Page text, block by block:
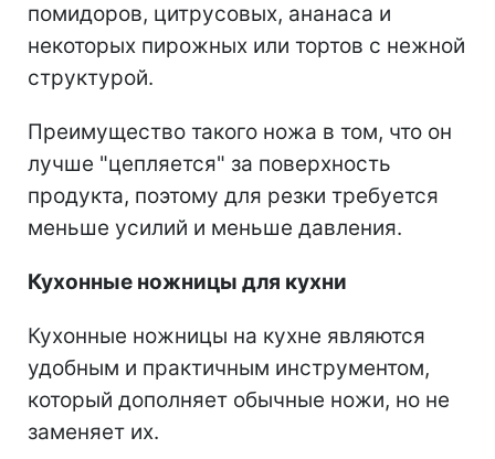
помидоров, цитрусовых, ананаса и
некоторых пирожных или тортов с нежной
структурой.
Преимущество такого ножа в том, что он
лучше "цепляется" за поверхность
продукта, поэтому для резки требуется
меньше усилий и меньше давления.
Кухонные ножницы для кухни
Кухонные ножницы на кухне являются
удобным и практичным инструментом,
который дополняет обычные ножи, но не
заменяет их.